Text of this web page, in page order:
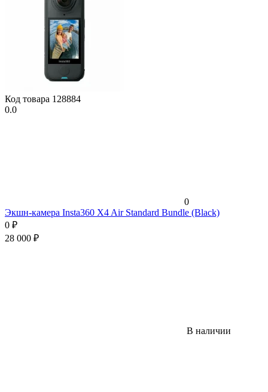
Код товара 128884
0.0
0
Экшн-камера Insta360 X4 Air Standard Bundle (Black)
0 ₽
28 000 ₽
В наличии